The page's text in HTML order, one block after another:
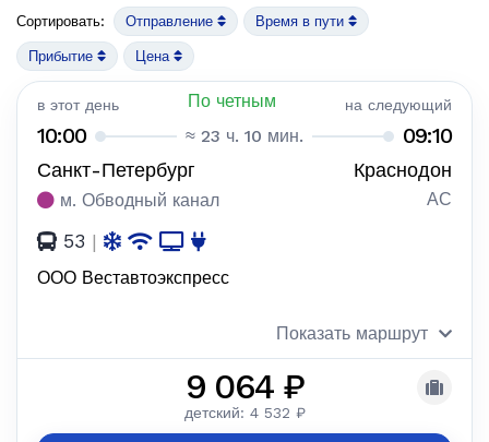
Сортировать: Отправление Время в пути
Прибытие Цена
в этот день По четным на следующий
10:00 ≈ 23 ч. 10 мин. 09:10
Санкт-Петербург Краснодон
м. Обводный канал АС
53 |
ООО Веставтоэкспресс
Показать маршрут
9 064 ₽
детский: 4 532 ₽